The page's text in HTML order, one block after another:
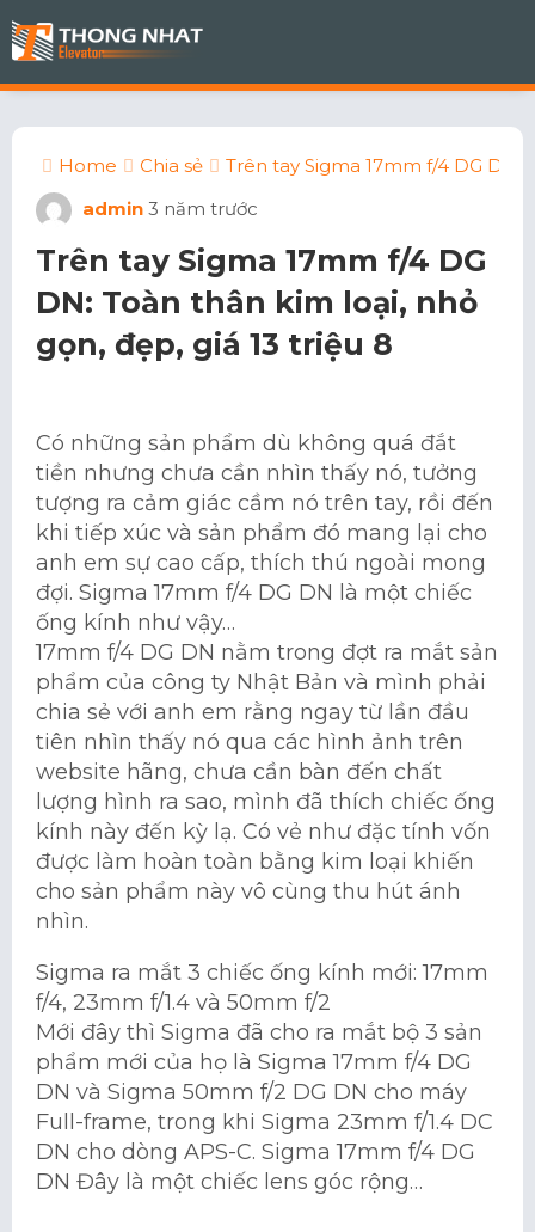
Home Chia sẻ
Trên tay Sigma 17mm f/4 DG DN:
admin 3 năm trước
Trên tay Sigma 17mm f/4 DG
DN: Toàn thân kim loại, nhỏ
gọn, đẹp, giá 13 triệu 8
Có những sản phẩm dù không quá đắt
tiền nhưng chưa cần nhìn thấy nó, tưởng
tượng ra cảm giác cầm nó trên tay, rồi đến
khi tiếp xúc và sản phẩm đó mang lại cho
anh em sự cao cấp, thích thú ngoài mong
đợi. Sigma 17mm f/4 DG DN là một chiếc
ống kính như vậy…
17mm f/4 DG DN nằm trong đợt ra mắt sản
phẩm của công ty Nhật Bản và mình phải
chia sẻ với anh em rằng ngay từ lần đầu
tiên nhìn thấy nó qua các hình ảnh trên
website hãng, chưa cần bàn đến chất
lượng hình ra sao, mình đã thích chiếc ống
kính này đến kỳ lạ. Có vẻ như đặc tính vốn
được làm hoàn toàn bằng kim loại khiến
cho sản phẩm này vô cùng thu hút ánh
nhìn.
Sigma ra mắt 3 chiếc ống kính mới: 17mm
f/4, 23mm f/1.4 và 50mm f/2
Mới đây thì Sigma đã cho ra mắt bộ 3 sản
phẩm mới của họ là Sigma 17mm f/4 DG
DN và Sigma 50mm f/2 DG DN cho máy
Full-frame, trong khi Sigma 23mm f/1.4 DC
DN cho dòng APS-C. Sigma 17mm f/4 DG
DN Đây là một chiếc lens góc rộng…